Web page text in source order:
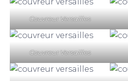
Couvreur Versailles
Couvreur Versailles